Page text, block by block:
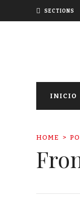
SECTIONS
INICIO
HOME